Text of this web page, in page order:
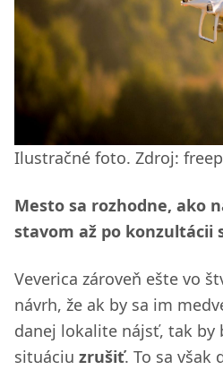
Ilustračné foto. Zdroj:
Mesto sa rozhodne, ako
stavom až po konzultácii
Veverica zároveň ešte vo
návrh, že ak by sa im
danej lokalite nájsť, tak by
situáciu zrušiť. To sa však